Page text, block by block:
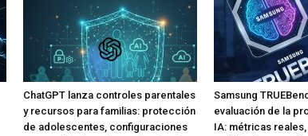
ChatGPT lanza controles parentales
y recursos para familias: protección
de adolescentes, configuraciones
Samsung
evaluación de la
IA: métricas